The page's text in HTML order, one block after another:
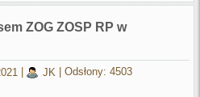
ZOG ZOSP RP w
JK |Odsłony: 4503